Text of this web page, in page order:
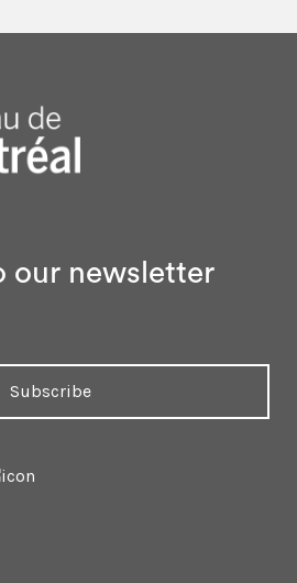
our newsletter
Subscribe